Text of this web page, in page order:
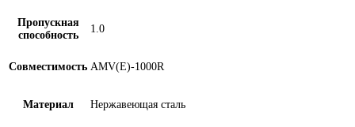
Пропускная
способность
1.0
Совместимость AMV(E)-1000R
Материал Нержавеющая сталь